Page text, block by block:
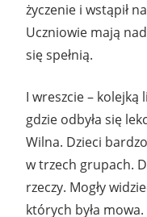
życzenie i wstąpił
Uczniowie mają
się spełnią.
I wreszcie – kolejką
gdzie odbyła się
Wilna. Dzieci
w trzech grupach.
rzeczy. Mogły
których była